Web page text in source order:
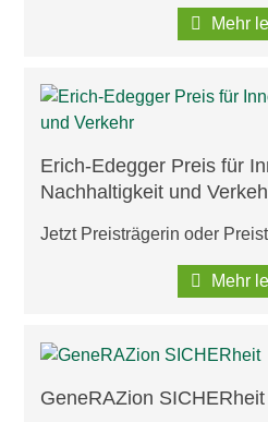
Mehr
Erich-Edegger Preis für
Nachhaltigkeit und
Jetzt Preisträgerin oder
Mehr
GeneRAZion SICHERheit